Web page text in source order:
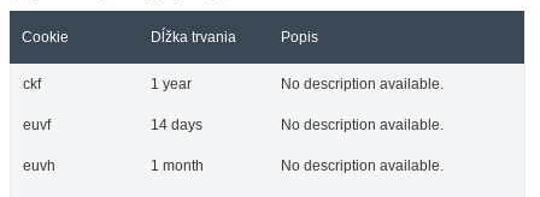
Cookie Dĺžka trvania Popis
ckf 1 year No description available.
euvf 14 days No description available.
euvh 1 month No description available.